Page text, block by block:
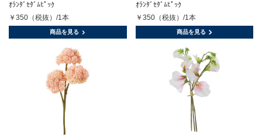
ｵﾗﾝﾀﾞｾﾀﾞﾑﾋﾟｯｸ
￥350（税抜）/1本
商品を見る
ｵﾗﾝﾀﾞｾﾀﾞﾑﾋﾟｯｸ
￥350（税抜）/1本
商品を見る